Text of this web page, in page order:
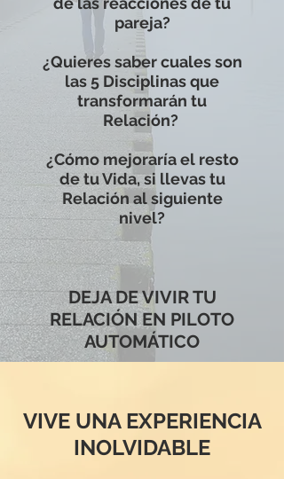
pareja?
¿Quieres saber cuales son
las 5 Disciplinas que
transformarán tu
Relación?
¿Cómo mejoraría el resto
de tu Vida, si llevas tu
Relación al siguiente
nivel?
DEJA DE VIVIR TU
RELACIÓN EN PILOTO
AUTOMÁTICO
VIVE UNA EXPERIENCIA
INOLVIDABLE